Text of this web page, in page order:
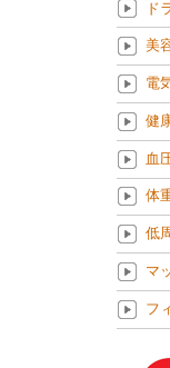
ド
美
電
健
血
体
低
マ
フ